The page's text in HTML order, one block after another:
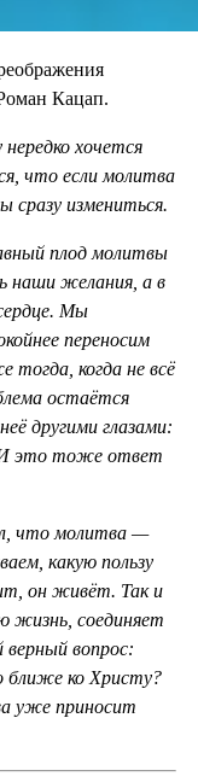
Кацап.
хочется
что если молитва
сразу измениться.
плод молитвы
наши желания, а в
Мы
переносим
тогда, когда не всё
остаётся
другими глазами:
И это тоже ответ
что молитва —
какую пользу
он живёт. Так и
жизнь, соединяет
вопрос:
ближе ко Христу?
уже приносит